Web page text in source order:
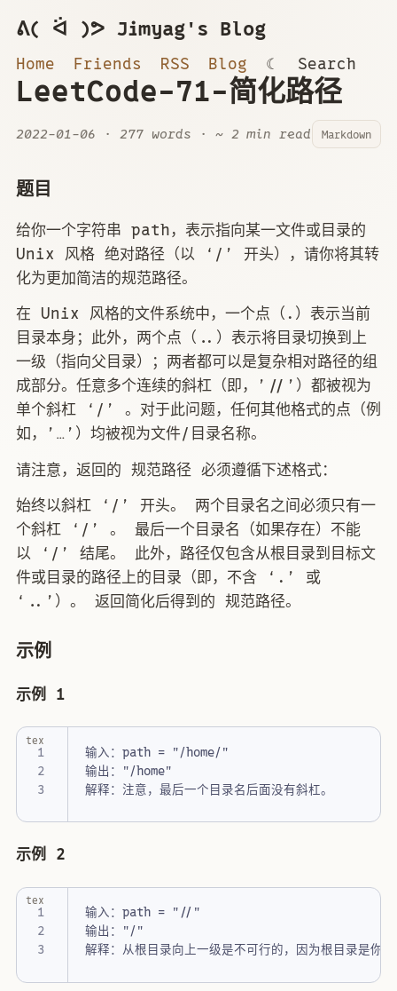
ᕕ( ᐛ )ᕗ Jimyag's Blog
Home Friends RSS Blog ☾ Search
LeetCode-71-简化路径
2022-01-06 · 277 words · ~ 2 min read Markdown
题目
给你一个字符串 path，表示指向某一文件或目录的
Unix 风格 绝对路径（以 ‘/’ 开头），请你将其转
化为更加简洁的规范路径。
在 Unix 风格的文件系统中，一个点（.）表示当前
目录本身；此外，两个点（..）表示将目录切换到上
一级（指向父目录）；两者都可以是复杂相对路径的组
成部分。任意多个连续的斜杠（即，’//’）都被视为
单个斜杠 ‘/’ 。对于此问题，任何其他格式的点（例
如，’…’）均被视为文件/目录名称。
请注意，返回的 规范路径 必须遵循下述格式：
始终以斜杠 ‘/’ 开头。 两个目录名之间必须只有一
个斜杠 ‘/’ 。 最后一个目录名（如果存在）不能
以 ‘/’ 结尾。 此外，路径仅包含从根目录到目标文
件或目录的路径上的目录（即，不含 ‘.’ 或
‘..’）。 返回简化后得到的 规范路径。
示例
示例 1
1
2
tex
示例 2
1
2
tex